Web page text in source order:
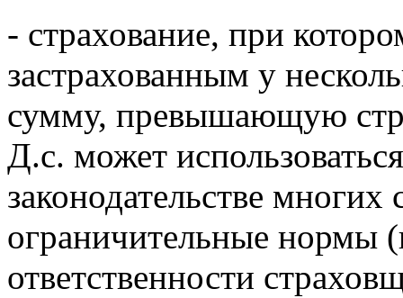
- страхование, при
застрахованным у
сумму, превышающую
Д.с. может
законодательстве
ограничительные нормы
ответственности